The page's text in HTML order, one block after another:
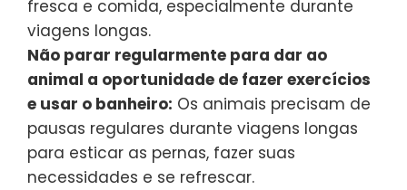
fresca e comida, especialmente durante
viagens longas.
Não parar regularmente para dar ao
animal a oportunidade de fazer exercícios
e usar o banheiro: Os animais precisam de
pausas regulares durante viagens longas
para esticar as pernas, fazer suas
necessidades e se refrescar.